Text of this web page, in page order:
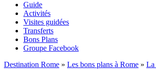
Guide
Activités
Visites guidées
Transferts
Bons Plans
Groupe Facebook
Destination Rome » Les bons plans à Rome » La